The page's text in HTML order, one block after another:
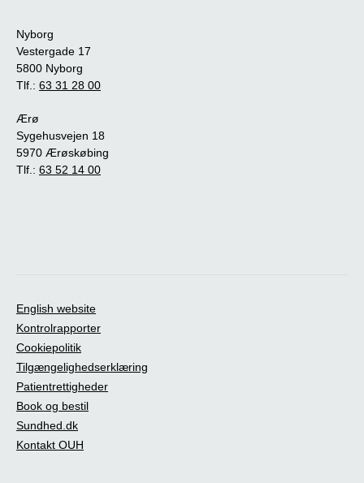
Nyborg
Vestergade 17
5800 Nyborg
Tlf.: 63 31 28 00
Ærø
Sygehusvejen 18
5970 Ærøskøbing
Tlf.: 63 52 14 00
English website
Kontrolrapporter
Cookiepolitik
Tilgængelighedserklæring
Patientrettigheder
Book og bestil
Sundhed.dk
Kontakt OUH